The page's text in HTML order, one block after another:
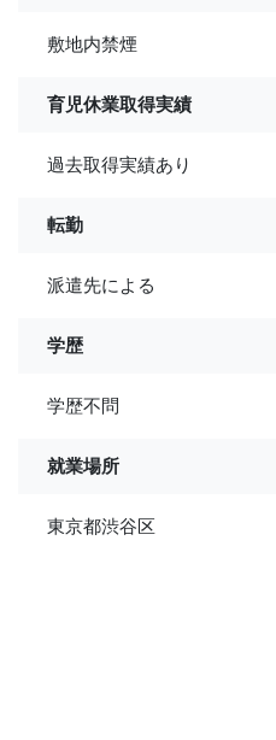
敷地内禁煙
育児休業取得実績
過去取得実績あり
転勤
派遣先による
学歴
学歴不問
就業場所
東京都渋谷区